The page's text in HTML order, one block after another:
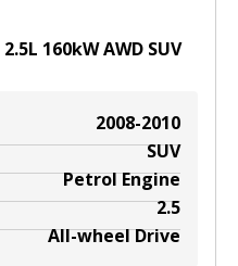
2.5L 160kWAWD SUV
2008-2010
SUV
Petrol Engine
2.5
All-wheel Drive